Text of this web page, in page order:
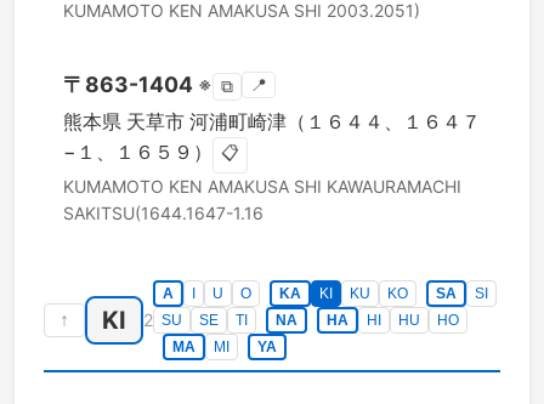
KUMAMOTO KEN AMAKUSA SHI 2003.2051)
〒 863-1404 ※ ⧉ 📍
熊本県 天草市 河浦町崎津（１６４４、１６４７
−１、１６５９）
📋
KUMAMOTO KEN AMAKUSA SHI KAWAURAMACHI
SAKITSU(1644.1647-1.16
↑ KI 2
A U O KA KI KU KO SA
SI
SU
SE TI NA HA HI HU
HO
MA
MI YA